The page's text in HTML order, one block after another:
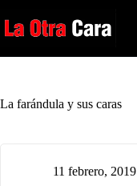
al
contenido
La farándula y sus caras
11 febrero, 2019